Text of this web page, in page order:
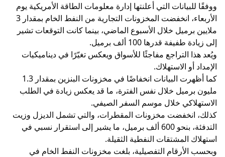
ووفقًا للبيانات التي أعلنتها إدارة معلومات الطاقة الأمريكية يوم
الأربعاء، انخفضت المخزونات التجارية من النفط الخام بمقدار 3
ملايين برميل خلال الأسبوع الماضي، بينما كانت التوقعات تشير
إلى زيادة طفيفة قدرها 100 ألف برميل.
ويُعد هذا التراجع مفاجئًا للأسواق ويعكس تغيّرًا في ديناميكيات
الإمداد أو الاستهلاك.
كما أظهرت البيانات انخفاضًا في مخزونات البنزين بمقدار 1.3
مليون برميل خلال نفس الفترة، ما قد يعكس زيادة في الطلب
الاستهلاكي خلال موسم السفر الصيفي.
كذلك، انخفضت مخزونات المقطرات، والتي تشمل الديزل وزيت
التدفئة، بنحو 600 ألف برميل، ما يشير إلى استقرار نسبي في
استهلاك المشتقات النفطية الثقيلة.
وبحسب الأرقام التفصيلية، بلغت مخزونات النفط الخام في